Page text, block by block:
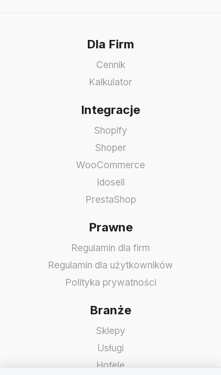
Dla Firm
Cennik
Kalkulator
Integracje
Shopify
Shoper
WooCommerce
Idosell
PrestaShop
Prawne
Regulamin dla firm
Regulamin dla użytkowników
Polityka prywatności
Branże
Sklepy
Usługi
Hotele